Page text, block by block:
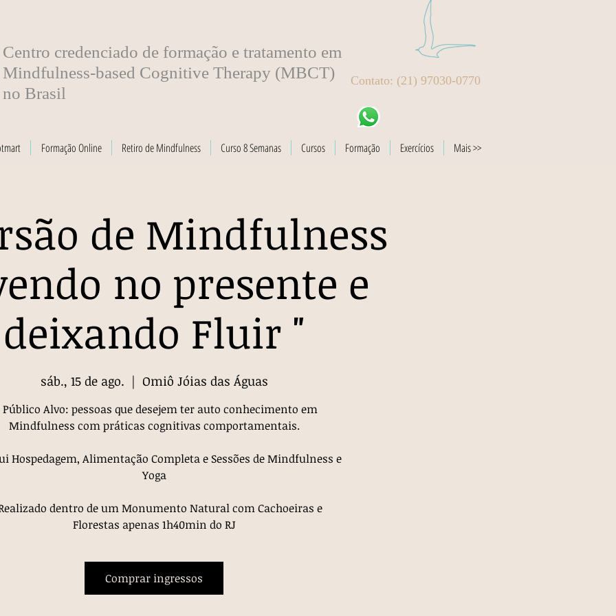
​Centro credenciado de formação e tratamento em
Mindfulness-based Cognitive Therapy (MBCT)
no Brasil
Contato: (21) 97030-0770
Formação Online Retiro de Mindfulness Curso 8 Semanas Cursos Formação Exercícios Mais >>
de Mindfulness
no presente e
deixando Fluir "
sáb., 15 de ago.
  |
Omiô Jóias das Águas
Público Alvo: pessoas que desejem ter auto conhecimento em
Mindfulness com práticas cognitivas comportamentais.
Hospedagem, Alimentação Completa e Sessões de Mindfulness e
Yoga
dentro de um Monumento Natural com Cachoeiras e
Florestas apenas 1h40min do RJ
Comprar ingressos